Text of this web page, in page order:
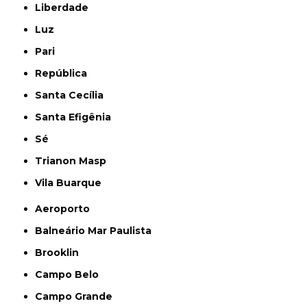
Liberdade
Luz
Pari
República
Santa Cecília
Santa Efigênia
Sé
Trianon Masp
Vila Buarque
Aeroporto
Balneário Mar Paulista
Brooklin
Campo Belo
Campo Grande